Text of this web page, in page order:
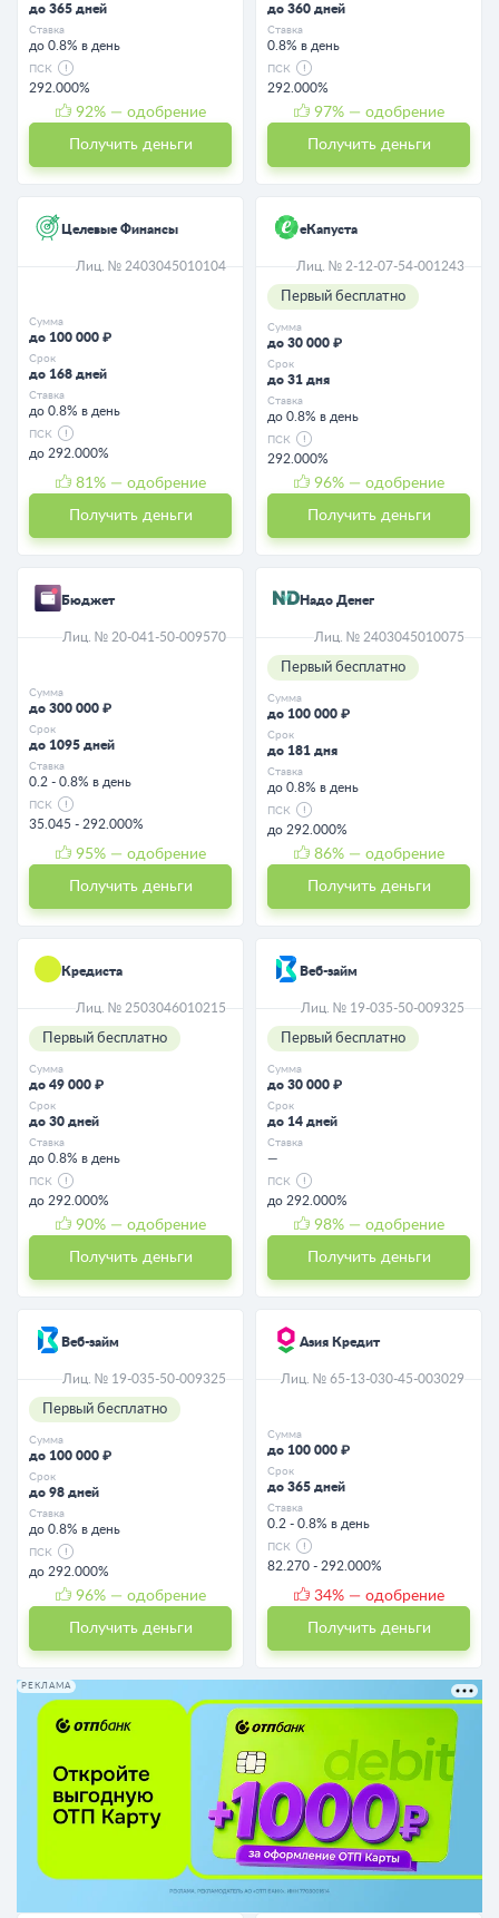
до 365 дней
Ставка
до 0.8% в день
ПСК
292.000%
92% — одобрение
Получить деньги
до 360 дней
Ставка
0.8% в день
ПСК
292.000%
97% — одобрение
Получить деньги
Целевые Финансы
Лиц. № 2403045010104
Сумма
до 100 000 ₽
Срок
до 168 дней
Ставка
до 0.8% в день
ПСК
до 292.000%
81 % — одобрение
Получить деньги
еКапуста
Лиц. № 2-12-07-54-001243
Первый бесплатно
Сумма
до 30 000 ₽
Срок
до 31 дня
Ставка
до 0.8% в день
ПСК
292.000%
96% — одобрение
Получить деньги
Бюджет
Лиц. № 20-041-50-009570
Сумма
до 300 000 ₽
Срок
до 1095 дней
Ставка
0.2 - 0.8% в день
ПСК
35.045 - 292.000%
95% — одобрение
Получить деньги
Надо Денег
Лиц. № 2403045010075
Первый бесплатно
Сумма
до 100 000 ₽
Срок
до 181 дня
Ставка
до 0.8% в день
ПСК
до 292.000%
86% — одобрение
Получить деньги
Кредиста
Лиц. № 2503046010215
Первый бесплатно
Сумма
до 49 000 ₽
Срок
до 30 дней
Ставка
до 0.8% в день
ПСК
до 292.000%
90% — одобрение
Получить деньги
Веб-займ
Лиц. № 19-035-50-009325
Первый бесплатно
Сумма
до 30 000 ₽
Срок
до 14 дней
Ставка
—
ПСК
до 292.000%
98% — одобрение
Получить деньги
Веб-займ
Лиц. № 19-035-50-009325
Первый бесплатно
Сумма
до 100 000 ₽
Срок
до 98 дней
Ставка
до 0.8% в день
ПСК
до 292.000%
96% — одобрение
Получить деньги
Азия Кредит
Лиц. № 65-13-030-45-003029
Сумма
до 100 000 ₽
Срок
до 365 дней
Ставка
0.2 - 0.8% в день
ПСК
82.270 - 292.000%
34% — одобрение
Получить деньги
РЕКЛАМА